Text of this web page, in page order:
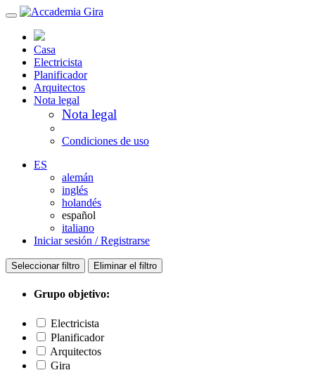
Casa
Electricista
Planificador
Arquitectos
Nota legal
Nota legal
Condiciones de uso
ES
alemán
inglés
holandés
español
italiano
Iniciar sesión / Registrarse
Seleccionar filtro Eliminar el filtro
Grupo objetivo:
Electricista
Planificador
Arquitectos
Gira